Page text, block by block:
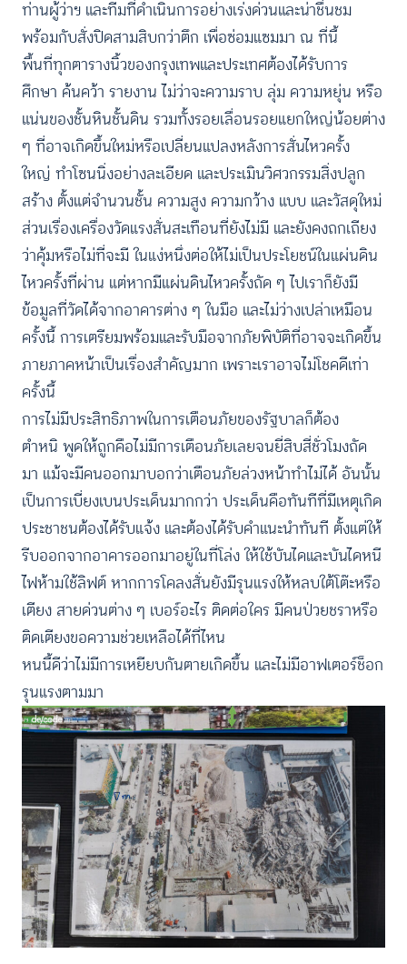
ท่านผู้ว่าฯ และทีมที่ดำเนินการอย่างเร่งด่วนและน่าชื่นชม
พร้อมกับสั่งปิดสามสิบกว่าตึก เพื่อซ่อมแซมมา ณ ที่นี้
พื้นที่ทุกตารางนิ้วของกรุงเทพและประเทศต้องได้รับการ
ศึกษา ค้นคว้า รายงาน ไม่ว่าจะความราบ ลุ่ม ความหยุ่น หรือ
แน่นของชั้นหินชั้นดิน รวมทั้งรอยเลื่อนรอยแยกใหญ่น้อยต่าง
ๆ ที่อาจเกิดขึ้นใหม่หรือเปลี่ยนแปลงหลังการสั่นไหวครั้ง
ใหญ่ ทำโซนนิ่งอย่างละเอียด และประเมินวิศวกรรมสิ่งปลูก
สร้าง ตั้งแต่จำนวนชั้น ความสูง ความกว้าง แบบ และวัสดุใหม่
ส่วนเรื่องเครื่องวัดแรงสั่นสะเทือนที่ยังไม่มี และยังคงถกเถียง
ว่าคุ้มหรือไม่ที่จะมี ในแง่หนึ่งต่อให้ไม่เป็นประโยชน์ในแผ่นดิน
ไหวครั้งที่ผ่าน แต่หากมีแผ่นดินไหวครั้งถัด ๆ ไปเราก็ยังมี
ข้อมูลที่วัดได้จากอาคารต่าง ๆ ในมือ และไม่ว่างเปล่าเหมือน
ครั้งนี้ การเตรียมพร้อมและรับมือจากภัยพิบัติที่อาจจะเกิดขึ้น
ภายภาคหน้าเป็นเรื่องสำคัญมาก เพราะเราอาจไม่โชคดีเท่า
ครั้งนี้
การไม่มีประสิทธิภาพในการเตือนภัยของรัฐบาลก็ต้อง
ตำหนิ พูดให้ถูกคือไม่มีการเตือนภัยเลยจนยี่สิบสี่ชั่วโมงถัด
มา แม้จะมีคนออกมาบอกว่าเตือนภัยล่วงหน้าทำไม่ได้ อันนั้น
เป็นการเบี่ยงเบนประเด็นมากกว่า ประเด็นคือทันทีที่มีเหตุเกิด
ประชาชนต้องได้รับแจ้ง และต้องได้รับคำแนะนำทันที ตั้งแต่ให้
รีบออกจากอาคารออกมาอยู่ในที่โล่ง ให้ใช้บันไดและบันไดหนี
ไฟห้ามใช้ลิฟต์ หากการโคลงสั่นยังมีรุนแรงให้หลบใต้โต๊ะหรือ
เตียง สายด่วนต่าง ๆ เบอร์อะไร ติดต่อใคร มีคนป่วยชราหรือ
ติดเตียงขอความช่วยเหลือได้ที่ไหน
หนนี้ดีว่าไม่มีการเหยียบกันตายเกิดขึ้น และไม่มีอาฟเตอร์ช็อก
รุนแรงตามมา